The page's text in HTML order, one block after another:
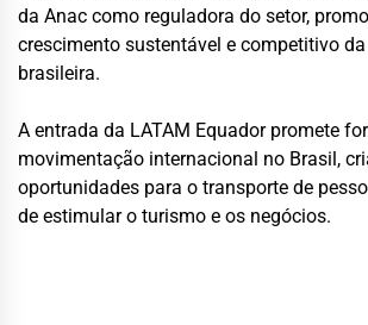
da Anac como reguladora do setor,
crescimento sustentável e competitivo
brasileira.
A entrada da LATAM Equador promete
movimentação internacional no Brasil,
oportunidades para o transporte de
de estimular o turismo e os negócios.